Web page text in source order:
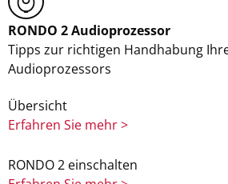
RONDO 2 Audioprozessor
Tipps zur richtigen Handhabung
Audioprozessors
Übersicht
Erfahren Sie mehr >
RONDO 2 einschalten